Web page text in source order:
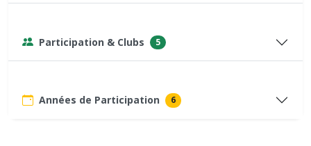
Participation & Clubs 5
Années de Participation 6